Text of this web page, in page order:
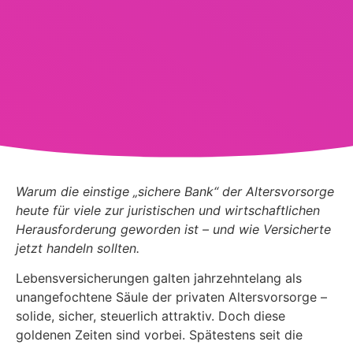
Warum die einstige „sichere Bank“ der Altersvorsorge
heute für viele zur juristischen und wirtschaftlichen
Herausforderung geworden ist – und wie Versicherte
jetzt handeln sollten.
Lebensversicherungen galten jahrzehntelang als
unangefochtene Säule der privaten Altersvorsorge –
solide, sicher, steuerlich attraktiv. Doch diese
goldenen Zeiten sind vorbei. Spätestens seit die